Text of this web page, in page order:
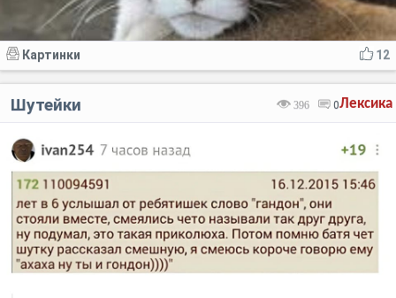
12
Картинки
Лексика
396 0
Шутейки